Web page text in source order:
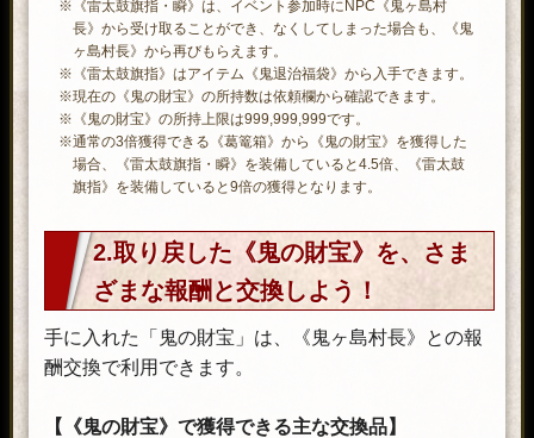
※《雷太鼓旗指・瞬》は、イベント参加時にNPC《鬼ヶ島村
長》から受け取ることができ、なくしてしまった場合も、《鬼
ヶ島村長》から再びもらえます。
※《雷太鼓旗指》はアイテム《鬼退治福袋》から入手できます。
※現在の《鬼の財宝》の所持数は依頼欄から確認できます。
※《鬼の財宝》の所持上限は999,999,999です。
※通常の3倍獲得できる《葛篭箱》から《鬼の財宝》を獲得した
場合、《雷太鼓旗指・瞬》を装備していると4.5倍、《雷太鼓
旗指》を装備していると9倍の獲得となります。
2.取り戻した《鬼の財宝》を、さま
ざまな報酬と交換しよう！
手に入れた「鬼の財宝」は、《鬼ヶ島村長》との報
酬交換で利用できます。
【《鬼の財宝》で獲得できる主な交換品】